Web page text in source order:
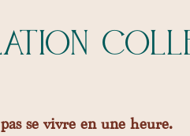
se vivre en une heure.